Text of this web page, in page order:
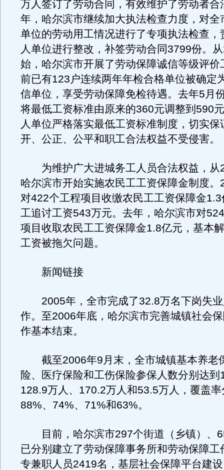
万人签订了劳动合同，有效维护了劳动者合
年，哈尔滨市继续加大执法检查力度，对
单位的劳动用工情况进行了专项执法检查，
人单位进行整改，补签劳动合同3799份。
始，哈尔滨市开展了劳动保障诚信等级评价
前已有123户连续两年年检合格单位被确定
信单位，享受劳动保障免检待遇。去年5月
将最低工资标准由原来的360元调整到590
人单位严格落实最低工资标准制度，切实保
开、公正、公平和职工合法权益不受侵害。
为维护广大进城务工人员合法权益，从
哈尔滨市开始实施农民工工资保障金制度
对422个工程项目收缴农民工工资保障金
工追讨工资543万元。去年，哈尔滨市对
项目收取农民工工资保障金1.8亿元，基本
工资被拖欠问题。
新闻链接
2005年，全市完成了32.8万名下岗失业
作。至2006年底，哈尔滨市完善城镇社会
作基本结束。
截至2006年9月末，全市城镇基本养老
险、医疗保险和工伤保险参保人数分别达到
128.9万人、170.2万人和53.5万人，覆盖
88%、74%、71%和63%。
目前，哈尔滨市297个街道（乡镇）、
已分别建立了劳动保障事务所和劳动保障工
专兼职人员2419名，基层社会保障平台建